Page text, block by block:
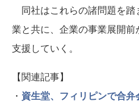
同社はこれらの諸問題を踏
業と共に、企業の事業展開
支援していく。
【関連記事】
・ 資生堂、フィリピンで合